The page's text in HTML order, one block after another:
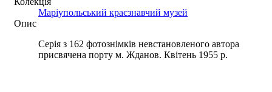
Маріупольський краєзнавчий музей
Опис
Серія з 162 фотознімків невстановленого автора
присвячена порту м. Жданов. Квітень 1955 р.